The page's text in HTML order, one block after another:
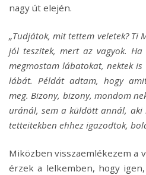
nagy út elején.
„Tudjátok, mit tettem veletek? Ti
jól teszitek, mert az vagyok. Ha
megmostam lábatokat, nektek
lábát. Példát adtam, hogy
meg.Bizony, bizony, mondom
uránál, sem a küldött annál, aki
tetteitekben ehhez igazodtok,
Miközben visszaemlékezem a
érzek a lelkemben, hogy